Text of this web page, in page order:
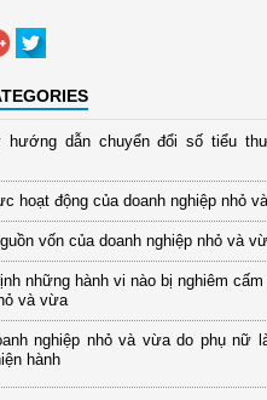
hướng dẫn chuyển đổi số tiểu
hoạt động của doanh nghiệp nhỏ
vốn của doanh nghiệp nhỏ và
những hành vi nào bị nghiêm
và vừa
nghiệp nhỏ và vừa do phụ nữ
hành